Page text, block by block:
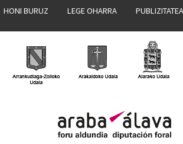
HONI BURUZ LEGE OHARRA PUBLIZITATEA